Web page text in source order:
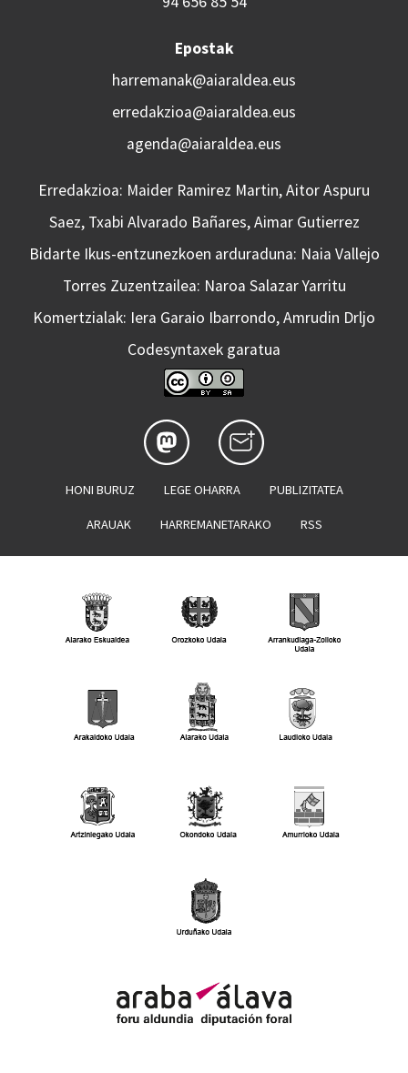
Epostak
harremanak@aiaraldea.eus
erredakzioa@aiaraldea.eus
agenda@aiaraldea.eus
Erredakzioa: Maider Ramirez Martin, Aitor Aspuru
Saez, Txabi Alvarado Bañares, Aimar Gutierrez
Bidarte Ikus-entzunezkoen arduraduna: Naia Vallejo
Torres Zuzentzailea: Naroa Salazar Yarritu
Komertzialak: Iera Garaio Ibarrondo, Amrudin Drljo
Codesyntaxek garatua
HONI BURUZ LEGE OHARRA PUBLIZITATEA
ARAUAK HARREMANETARAKO RSS